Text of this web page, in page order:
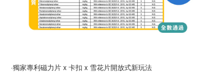
·獨家專利磁力片 x 卡扣 x 雪花片開放式新玩法